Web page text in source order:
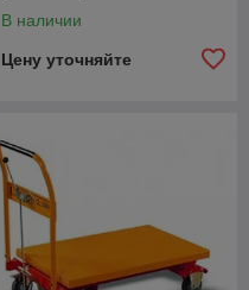
В наличии
Цену уточняйте